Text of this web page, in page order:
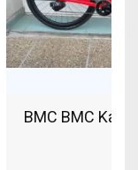
Red eTap AXS